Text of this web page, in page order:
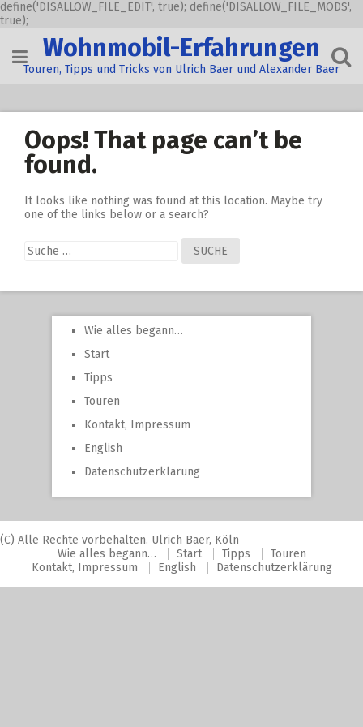
define('DISALLOW_FILE_EDIT', true); define('DISALLOW_FILE_MODS',
true);
content
Wohnmobil-Erfahrungen
Touren, Tipps und Tricks von Ulrich Baer und Alexander Baer
Oops! That page can’t be
found.
It looks like nothing was found at this location. Maybe try
one of the links below or a search?
Suche
nach:
Wie alles begann…
Start
Tipps
Touren
Kontakt, Impressum
English
Datenschutzerklärung
(C) Alle Rechte vorbehalten. Ulrich Baer, Köln
Wie alles begann…
Start Tipps
Touren
Kontakt, Impressum
English Datenschutzerklärung